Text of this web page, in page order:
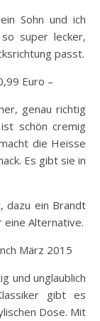
Sohn und ich
super lecker,
passt.
Euro –
genau richtig
schön cremig
die Heisse
Es gibt sie in
dazu ein Brandt
eine Alternative.
März 2015
und unglaublich
gibt es
Dose. Mit